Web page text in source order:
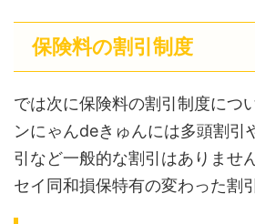
保険料の割引制度
では次に保険料の割引制度につ
ンにゃんdeきゅんには多頭割引
引など一般的な割引はありませ
セイ同和損保特有の変わった割